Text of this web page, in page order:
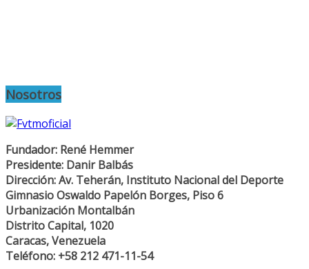
Nosotros
Fundador: René Hemmer
Presidente: Danir Balbás
Dirección: Av. Teherán, Instituto Nacional del Deporte
Gimnasio Oswaldo Papelón Borges, Piso 6
Urbanización Montalbán
Distrito Capital, 1020
Caracas, Venezuela
Teléfono: +58 212 471-11-54